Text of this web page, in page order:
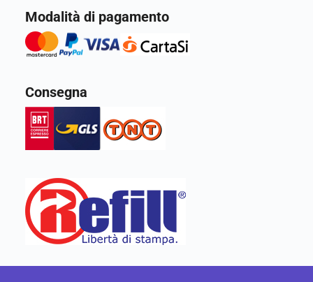
Modalità di pagamento
Consegna